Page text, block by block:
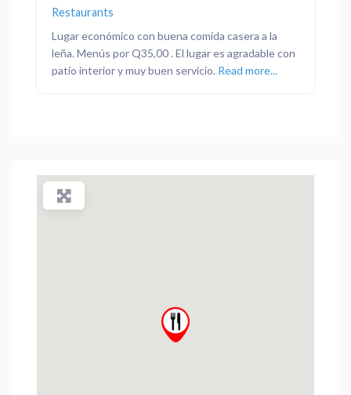
Restaurants
Lugar económico con buena comida casera a la
leña. Menús por Q35,00 . El lugar es agradable con
patio interior y muy buen servicio. Read more...